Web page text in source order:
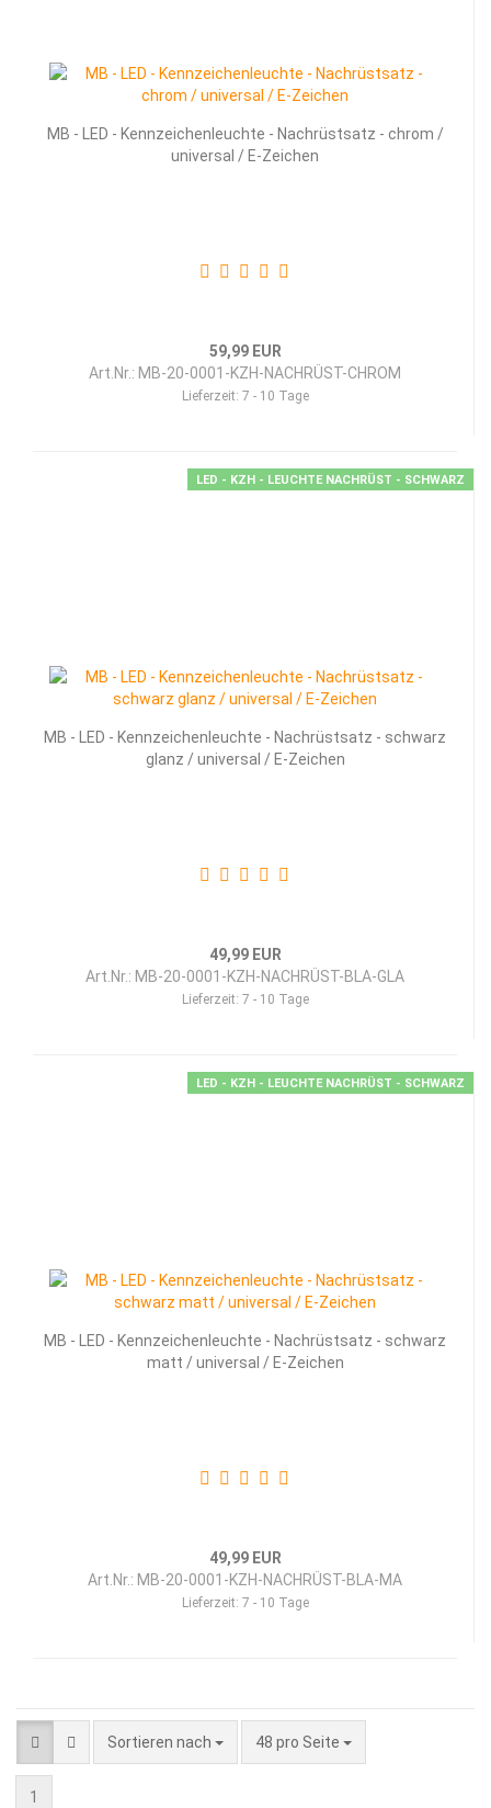
MB - LED - Kenn­zei­chen­leuch­te - Nach­rüst­satz - chrom /
uni­ver­sal / E-​Zei­chen
59,99 EUR
Art.Nr.: MB-20-0001-KZH-NACHRÜST-CHROM
Lieferzeit: 7 - 10 Tage
LED - KZH - LEUCHTE NACHRÜST - SCHWARZ
MB - LED - Kenn­zei­chen­leuch­te - Nach­rüst­satz - schwarz
glanz / uni­ver­sal / E-​Zei­chen
49,99 EUR
Art.Nr.: MB-20-0001-KZH-NACHRÜST-BLA-GLA
Lieferzeit: 7 - 10 Tage
LED - KZH - LEUCHTE NACHRÜST - SCHWARZ
MB - LED - Kenn­zei­chen­leuch­te - Nach­rüst­satz - schwarz
matt / uni­ver­sal / E-​Zei­chen
49,99 EUR
Art.Nr.: MB-20-0001-KZH-NACHRÜST-BLA-MA
Lieferzeit: 7 - 10 Tage
Sortieren nach
Sortieren nach 48 pro Seite
pro Seite
1